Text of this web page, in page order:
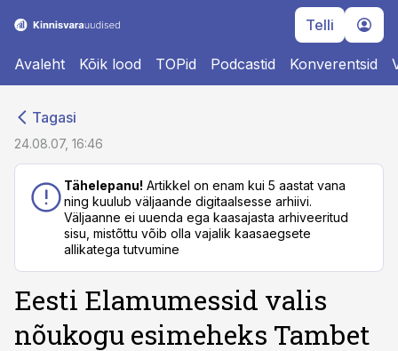
Telli
Avaleht Kõik lood TOPid Podcastid Konverentsid
Tagasi
24.08.07, 16:46
Tähelepanu! Artikkel on enam kui 5 aastat vana
ning kuulub väljaande digitaalsesse arhiivi.
Väljaanne ei uuenda ega kaasajasta arhiveeritud
sisu, mistõttu võib olla vajalik kaasaegsete
allikatega tutvumine
Eesti Elamumessid valis
nõukogu esimeheks Tambet